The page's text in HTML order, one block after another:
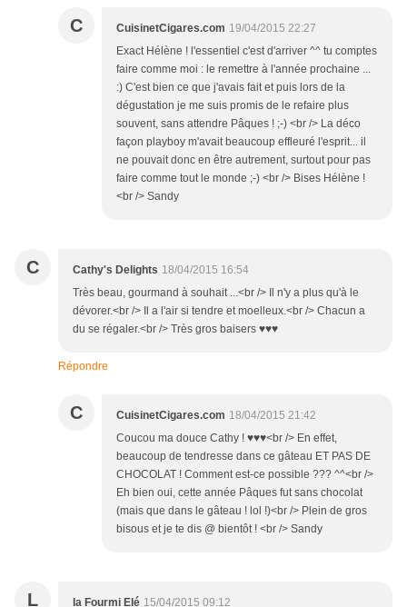
C CuisinetCigares.com 19/04/2015 22:27
Exact Hélène ! l'essentiel c'est d'arriver ^^ tu comptes
faire comme moi : le remettre à l'année prochaine ...
:) C'est bien ce que j'avais fait et puis lors de la
dégustation je me suis promis de le refaire plus
souvent, sans attendre Pâques ! ;-) <br /> La déco
façon playboy m'avait beaucoup effleuré l'esprit... il
ne pouvait donc en être autrement, surtout pour pas
faire comme tout le monde ;-) <br /> Bises Hélène !
<br /> Sandy
C Cathy's Delights 18/04/2015 16:54
Très beau, gourmand à souhait ...<br /> Il n'y a plus qu'à le
dévorer.<br /> Il a l'air si tendre et moelleux.<br /> Chacun a
du se régaler.<br /> Très gros baisers ♥♥♥
Répondre
C CuisinetCigares.com 18/04/2015 21:42
Coucou ma douce Cathy ! ♥♥♥<br /> En effet,
beaucoup de tendresse dans ce gâteau ET PAS DE
CHOCOLAT ! Comment est-ce possible ??? ^^<br />
Eh bien oui, cette année Pâques fut sans chocolat
(mais que dans le gâteau ! lol !)<br /> Plein de gros
bisous et je te dis @ bientôt ! <br /> Sandy
L la Fourmi Elé 15/04/2015 09:12